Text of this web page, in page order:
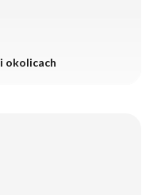
i okolicach